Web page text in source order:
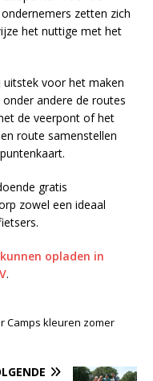
zetten zich
het nuttige met het
uitstek voor het maken
andere de routes
de veerpont of het
route samenstellen
gratis
zowel een ideaal
opladen in
.
Camps kleuren zomer